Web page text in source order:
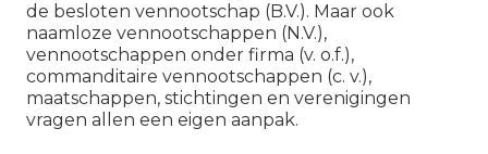
de besloten vennootschap (B.V.). Maar ook
naamloze vennootschappen (N.V.),
vennootschappen onder firma (v. o.f.),
commanditaire vennootschappen (c. v.),
maatschappen, stichtingen en verenigingen
vragen allen een eigen aanpak.